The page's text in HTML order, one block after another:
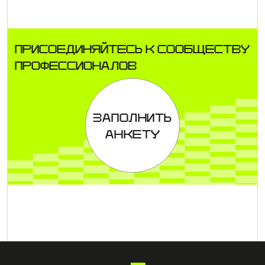
ПРИСОЕДИНЯЙТЕСЬ К СООБЩЕСТВУ
ПРОФЕССИОНАЛОВ
ЗАПОЛНИТЬ
АНКЕТУ